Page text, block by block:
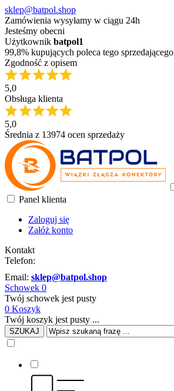
sklep@batpol.shop
Zamówienia wysyłamy w ciągu 24h
Jesteśmy obecni
Użytkownik batpol1
99,8% kupujących poleca tego sprzedającego
Zgodność z opisem
5,0
Obsługa klienta
5,0
Średnia z 13974 ocen sprzedaży
Panel klienta
Zaloguj się
Załóż konto
Kontakt
Telefon:
Email: sklep@batpol.shop
Schowek 0
Twój schowek jest pusty
0 Koszyk
Twój koszyk jest pusty ...
SZUKAJ